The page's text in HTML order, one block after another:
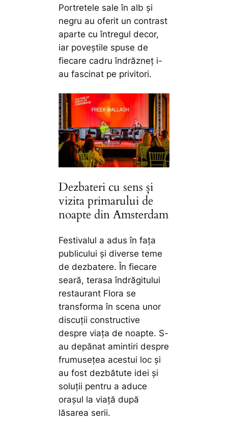
Portretele sale în alb și
negru au oferit un contrast
aparte cu întregul decor,
iar poveștile spuse de
fiecare cadru îndrăzneț i-
au fascinat pe privitori.
Dezbateri cu sens și
vizita primarului de
noapte din Amsterdam
Festivalul a adus în fața
publicului și diverse teme
de dezbatere. În fiecare
seară, terasa îndrăgitului
restaurant Flora se
transforma în scena unor
discuții constructive
despre viața de noapte. S-
au depănat amintiri despre
frumusețea acestui loc și
au fost dezbătute idei și
soluții pentru a aduce
orașul la viață după
lăsarea serii.